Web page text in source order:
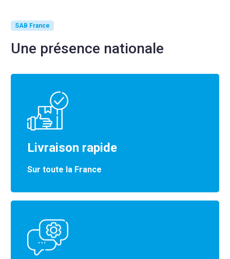
SAB France
Une présence nationale
Livraison rapide
Sur toute la France